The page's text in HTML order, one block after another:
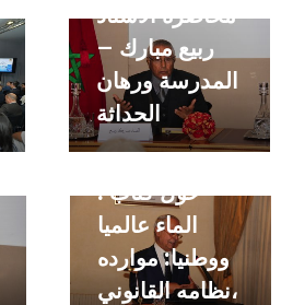
محاضرة الأستاذ
ربيع مبارك –
المدرسة ورهان
الحداثة
مائدة مستديرة
حول كتاب :
الماء عالميا
ووطنيا: موارده
،نظامه القانوني